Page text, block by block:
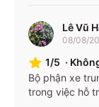
TP.HCM ↔
TP.HCM ↔
TP.HCM ↔
TP.HCM ↔
Lê Vũ
08/08/
1/5 ·
Bộ phận xe
trong việc hỗ